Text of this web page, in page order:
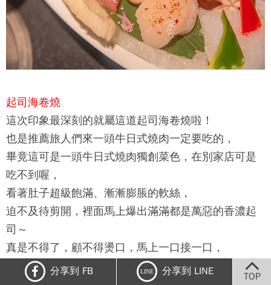
起司海卷燒
這次印象最深刻的就屬這道起司海卷燒啦！
也是推薦旅人們來一頭牛日式燒肉一定要吃的，
畢竟這可是一頭牛日式燒肉獨創菜色，在別家店可是
吃不到喔，
看著肚子超級飽滿、漸漸膨脹的軟絲，
迫不及待剪開，裡面馬上爆出滿滿都是萬惡的香濃起
司～
真是不得了，顧不得燙口，馬上一口接一口，
海鮮的鮮甜味搭配牽絲的香濃起司，讓人欲罷不能
分享到 FB LINE 分享到 LINE TOP